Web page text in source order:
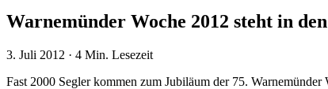
Warnemünder Woche 2012 steht in
3. Juli 2012 · 4 Min. Lesezeit
Fast 2000 Segler kommen zum Jubiläum der 75. Warnemünder